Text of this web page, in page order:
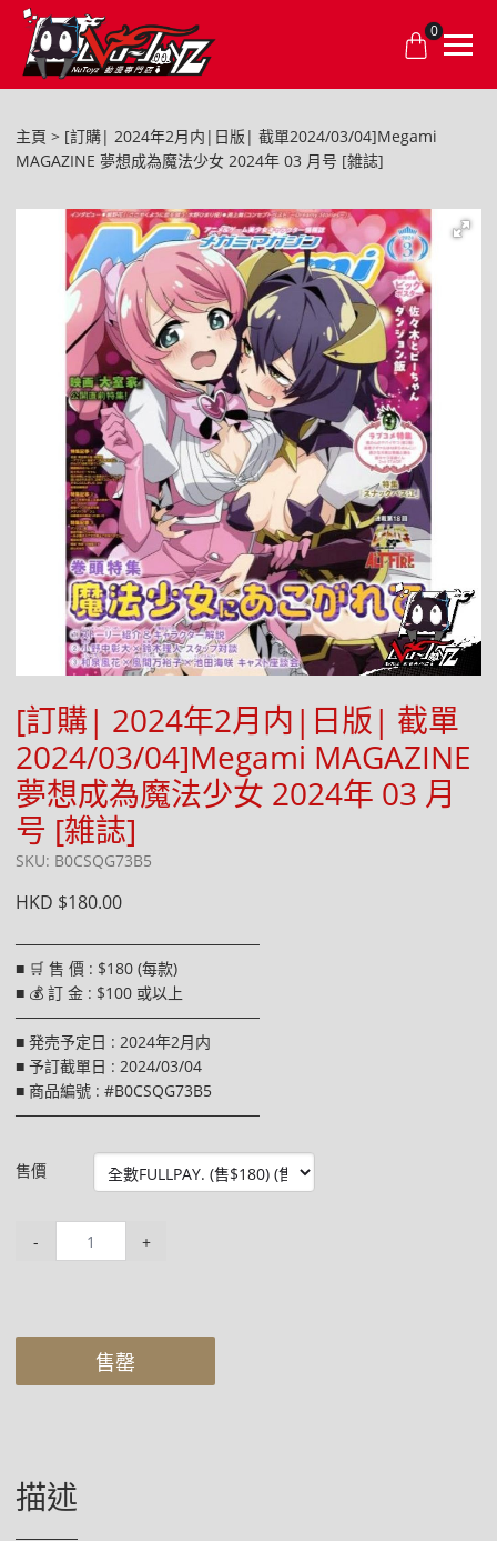
0
主頁
[訂購| 2024年2月内|日版| 截單2024/03/04]Megami
MAGAZINE 夢想成為魔法少女 2024年 03 月号 [雑誌]
[訂購| 2024年2月内|日版| 截單
2024/03/04]Megami MAGAZINE
夢想成為魔法少女 2024年 03 月
号 [雑誌]
SKU: B0CSQG73B5
HKD $180.00
──────────────────────
■ 🛒 售 價 : $180 (每款)
■ 💰 訂 金 : $100 或以上
──────────────────────
■ 発売予定日 : 2024年2月内
■ 予訂截單日 : 2024/03/04
■ 商品編號 : #B0CSQG73B5
──────────────────────
售價
- +
售罄
描述